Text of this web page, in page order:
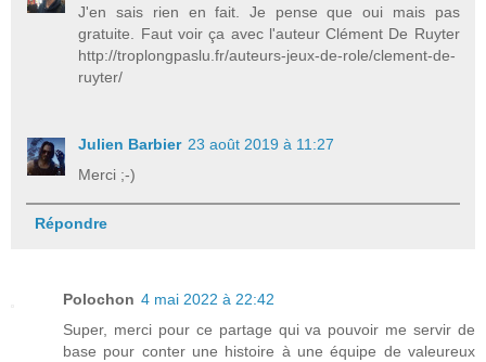
J'en sais rien en fait. Je pense que oui mais pas
gratuite. Faut voir ça avec l'auteur Clément De Ruyter
http://troplongpaslu.fr/auteurs-jeux-de-role/clement-de-
ruyter/
Julien Barbier 23 août 2019 à 11:27
Merci ;-)
Répondre
Polochon 4 mai 2022 à 22:42
Super, merci pour ce partage qui va pouvoir me servir de
base pour conter une histoire à une équipe de valeureux